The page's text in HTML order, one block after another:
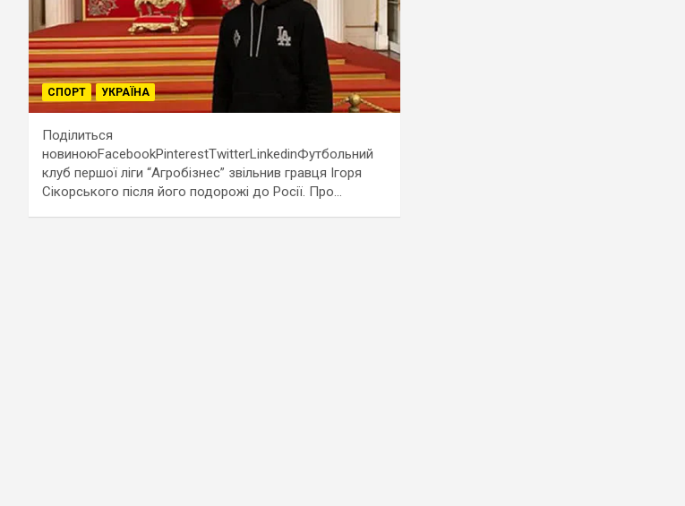
СПОРТ УКРАЇНА
Поділиться
новиноюFacebookPinterestTwitterLinkedinФутбольний
клуб першої ліги “Агробізнес” звільнив гравця Ігоря
Сікорського після його подорожі до Росії. Про…